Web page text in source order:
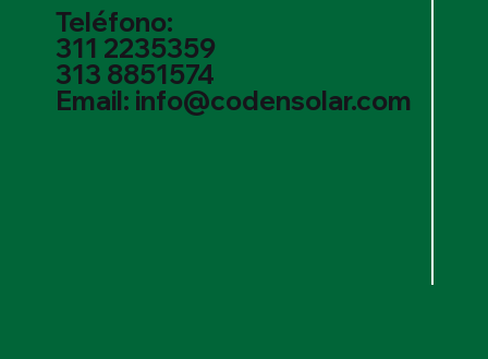
Teléfono:
311 2235359
313 8851574
Email: info@codensolar.com